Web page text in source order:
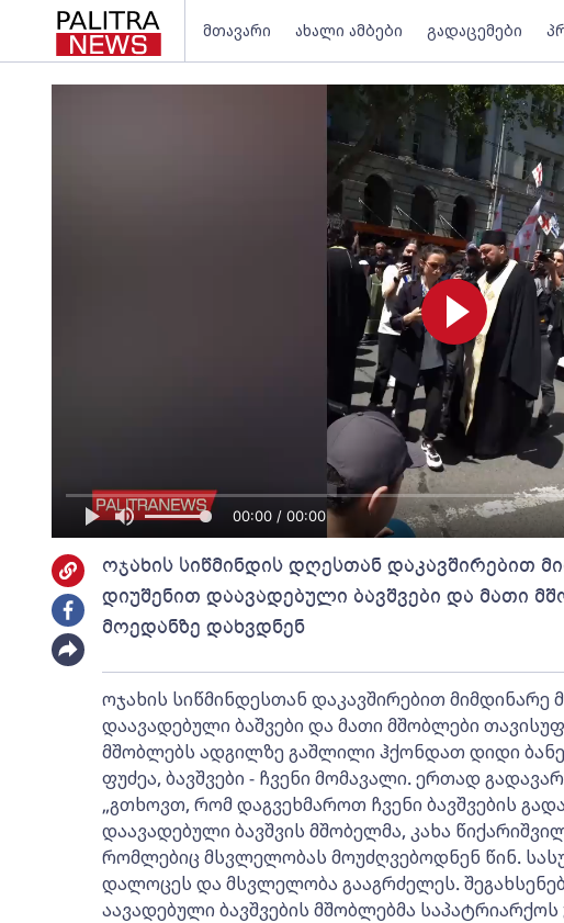
მთავარი ახალი ამბები გადაცემები
00:00 / 00:00
ოჯახის სიწმინდის დღესთან დაკავშირებით
დიუშენით დაავადებული ბავშვები და მათი
მოედანზე დახვდნენ
ოჯახის სიწმინდესთან დაკავშირებით
დაავადებული ბაშვები და მათი მშობლები
მშობლებს ადგილზე გაშლილი ჰქონდათ დიდი
ფუძეა, ბავშვები - ჩვენი მომავალი. ერთად
„გთხოვთ, რომ დაგვეხმაროთ ჩვენი ბავშვების
დაავადებული ბავშვის მშობელმა, კახა
რომლებიც მსვლელობას მოუძღვებოდნენ წინ.
დალოცეს და მსვლელობა გააგრძელეს.
აავადებული ბავშვების მშობლებმა